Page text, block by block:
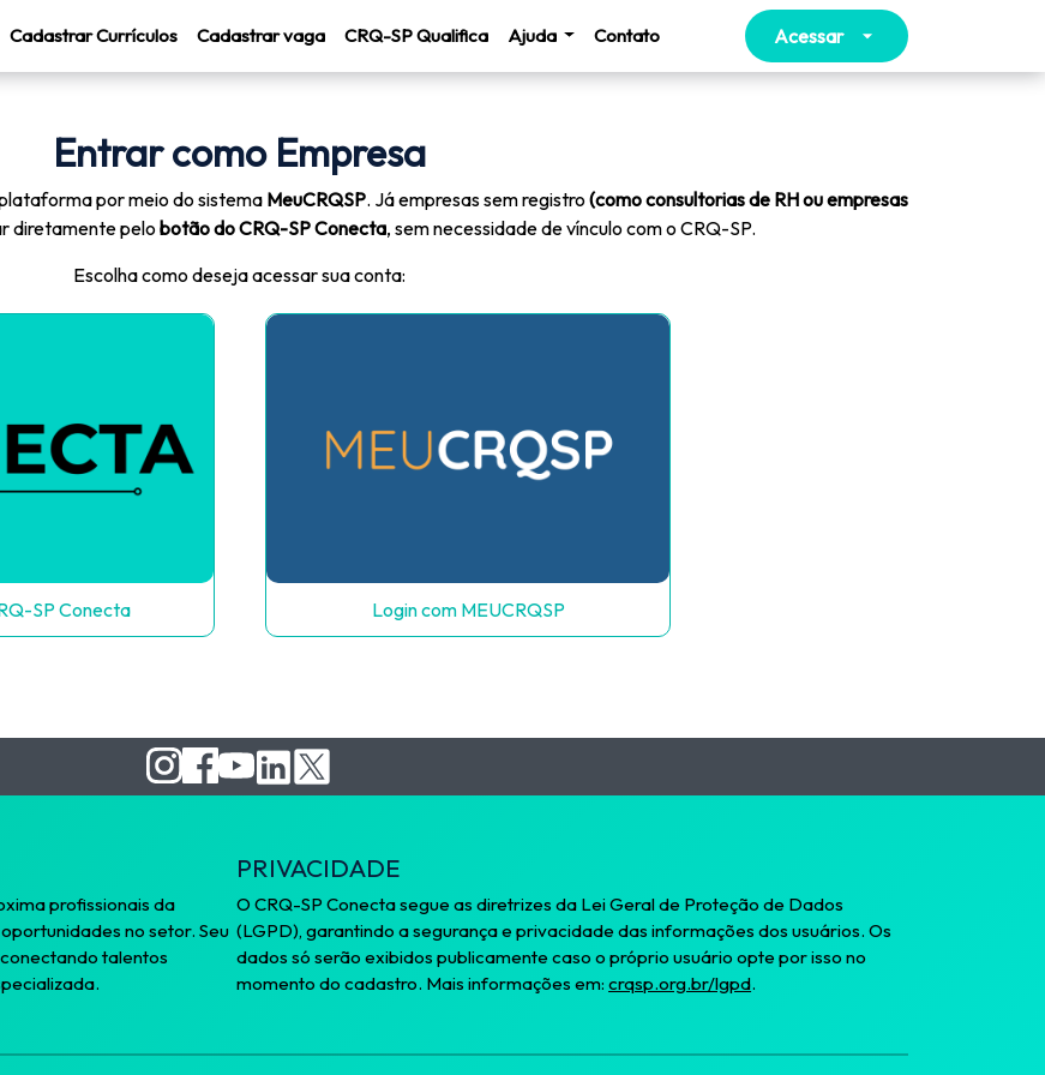
Cadastrar Currículos Cadastrar vaga CRQ-SP Qualifica Ajuda Contato Acessar
Entrar como Empresa
por meio do sistema MeuCRQSP. Já empresas sem registro (como consultorias de RH ou empresas
diretamente pelo botão do CRQ-SP Conecta, sem necessidade de vínculo com o CRQ-SP.
Escolha como deseja acessar sua conta:
SP Conecta Login com MEUCRQSP
profissionais da
no setor. Seu
talentos
PRIVACIDADE
O CRQ-SP Conecta segue as diretrizes da Lei Geral de Proteção de Dados
(LGPD), garantindo a segurança e privacidade das informações dos usuários. Os
dados só serão exibidos publicamente caso o próprio usuário opte por isso no
momento do cadastro. Mais informações em:crqsp.org.br/lgpd.